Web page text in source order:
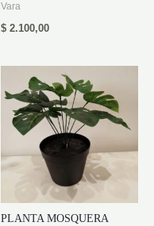
Vara
$ 2.100,00
PLANTA MOSQUERA